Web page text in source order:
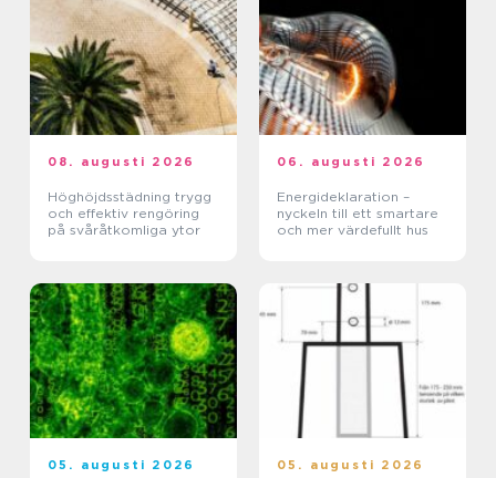
08. augusti 2026
Höghöjdsstädning trygg
och effektiv rengöring
på svåråtkomliga ytor
06. augusti 2026
Energideklaration –
nyckeln till ett smartare
och mer värdefullt hus
05. augusti 2026 05. augusti 2026